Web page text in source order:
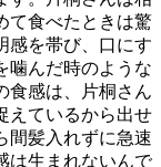
て食べたときは驚
感を帯び、口にす
噛んだ時のような
食感は、片桐さん
えているから出せ
間髪入れずに急速
は生まれないんで